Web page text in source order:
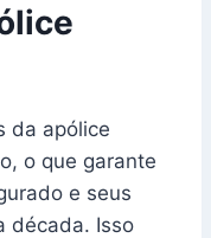
da apólice
o que garante
e seus
década. Isso